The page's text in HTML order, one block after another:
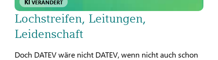
VERÄNDERT
Lochstreifen, Leitungen,
Leidenschaft
Doch DATEV wäre nicht DATEV, wenn nicht auch schon